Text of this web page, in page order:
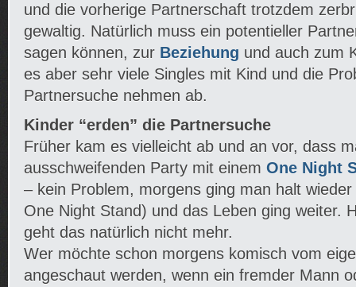
und die vorherige Partnerschaft trotzdem
gewaltig. Natürlich muss ein potentieller
sagen können, zur Beziehung und auch zum
es aber sehr viele Singles mit Kind und die
Partnersuche nehmen ab.
Kinder “erden” die Partnersuche
Früher kam es vielleicht ab und an vor, dass
ausschweifenden Party mit einem One Night
– kein Problem, morgens ging man halt
One Night Stand) und das Leben ging weiter.
geht das natürlich nicht mehr.
Wer möchte schon morgens komisch vom
angeschaut werden, wenn ein fremder Mann